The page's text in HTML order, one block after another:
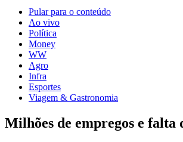
Pular para o conteúdo
Ao vivo
Política
Money
WW
Agro
Infra
Esportes
Viagem & Gastronomia
Milhões de empregos e falta